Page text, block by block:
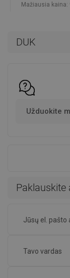
DUK
Užduokite
Paklauskite
Mažiausia kaina: